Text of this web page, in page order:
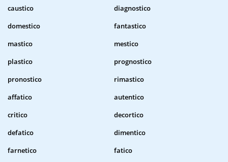
caustico
diagnostico
domestico
fantastico
mastico
mestico
plastico
prognostico
pronostico
rimastico
affatico
autentico
critico
decortico
defatico
dimentico
farnetico
fatico